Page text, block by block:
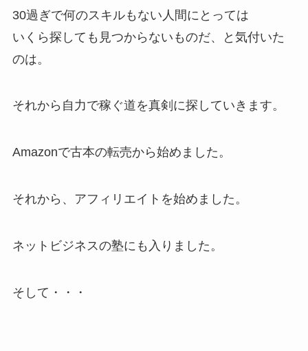
30過ぎで何のスキルもない人間にとっては
いくら探しても見つからないものだ、と気付いた
のは。
それから自力で稼ぐ道を真剣に探していきます。
Amazonで古本の転売から始めました。
それから、アフィリエイトを始めました。
ネットビジネスの塾にも入りました。
そして・・・